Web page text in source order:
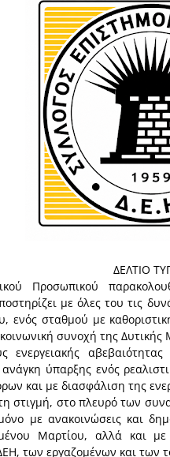
ΔΕΛΤΙΟ
Προσωπικού
με όλες του τις
ενός σταθμού με
συνοχή της Δυτικής
ενεργειακής
ύπαρξης ενός
και με διασφάλιση της
στο πλευρό των
με ανακοινώσεις και
Μαρτίου, αλλά και με
των εργαζομένων και των